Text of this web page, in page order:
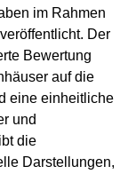
im Rahmen
Der
Bewertung
auf die
eine einheitliche
und
die
Darstellungen,